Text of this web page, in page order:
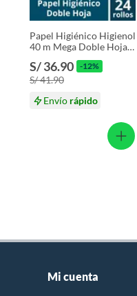
Papel Higiénico Higienol
40 m Mega Doble Hoja
Empaque 24 Und
S/ 36.90 -12%
S/ 41.90
Envío rápido
Mi cuenta